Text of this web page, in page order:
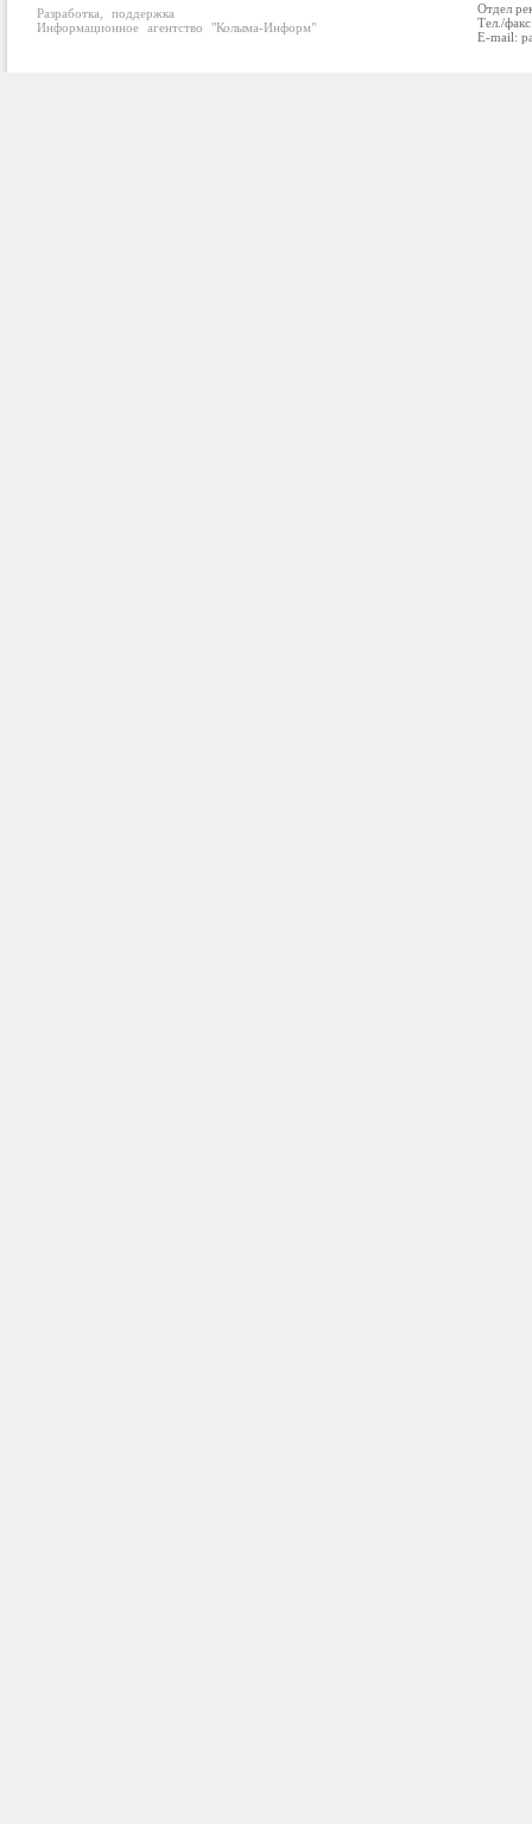
Разработка, поддержка
Информационное агентство "Колыма-Информ"
Отдел
Тел./
E-mail: